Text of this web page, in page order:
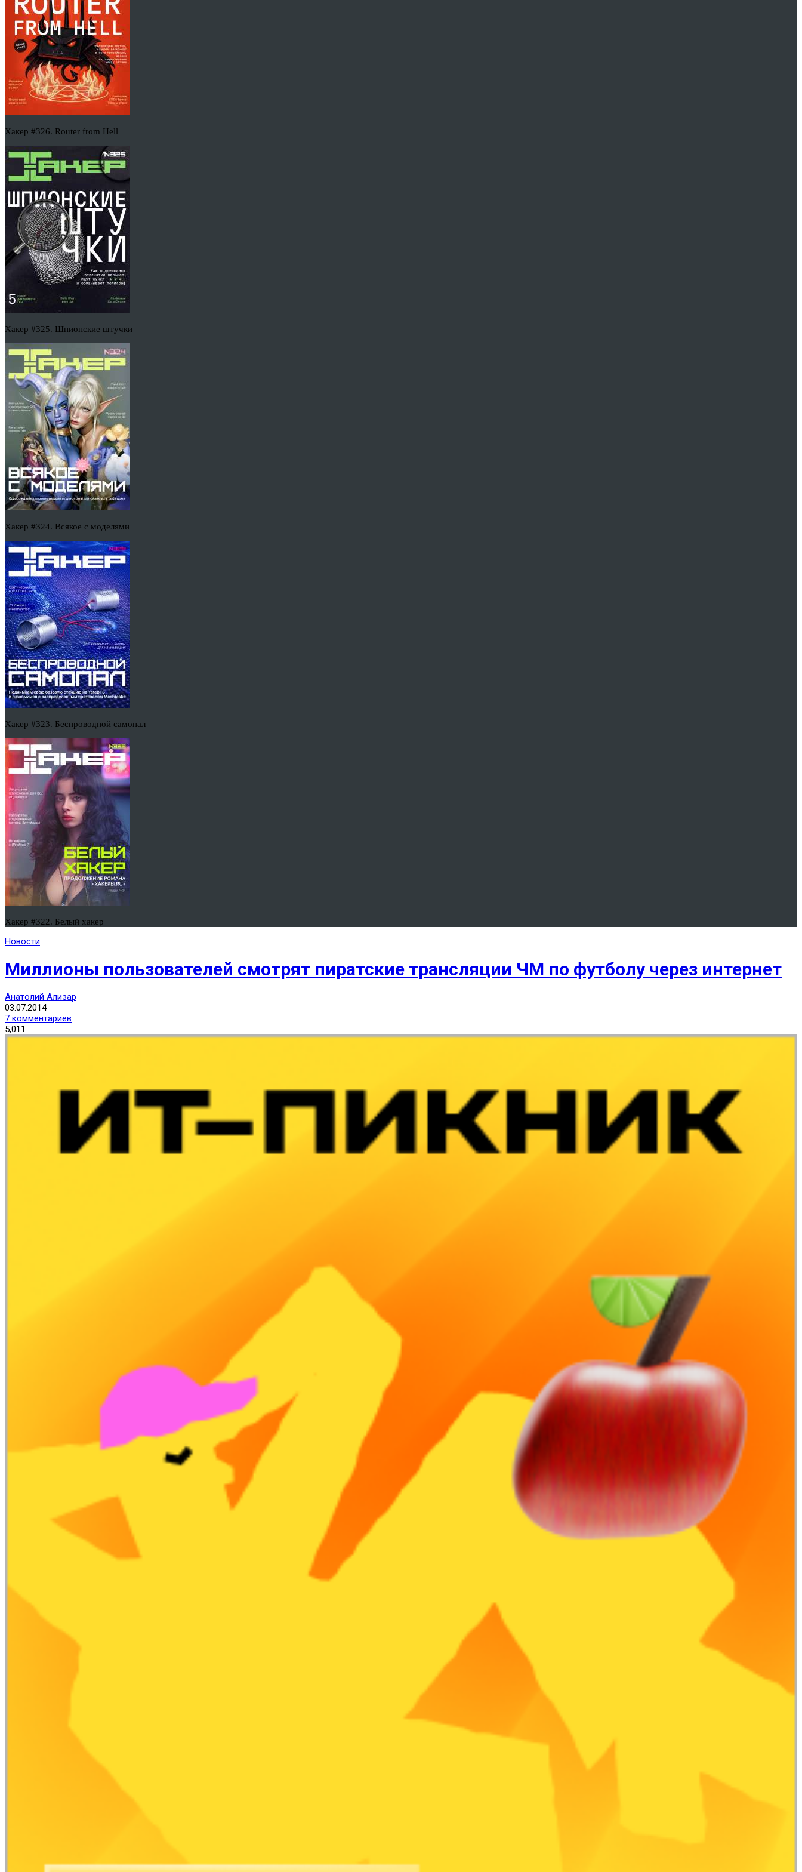
Хакер #326. Router from Hell
Хакер #325. Шпионские штучки
Хакер #324. Всякое с моделями
Хакер #323. Беспроводной самопал
Хакер #322. Белый хакер
Новости
Миллионы пользователей смотрят пиратские трансляции ЧМ по футболу через интернет
Анатолий Ализар
03.07.2014
7 комментариев
5,011